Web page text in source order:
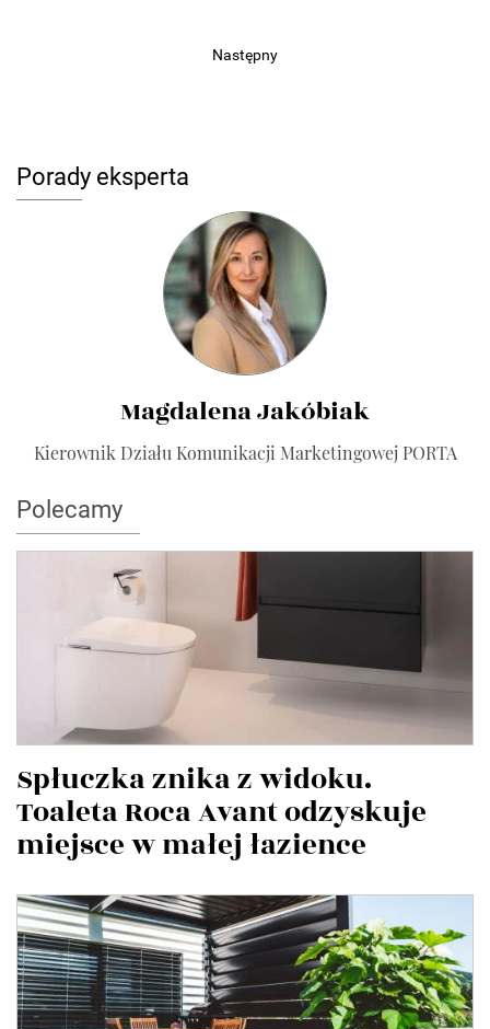
Następny
Porady eksperta
Magdalena Jakóbiak
Kierownik Działu Komunikacji Marketingowej PORTA
Polecamy
Spłuczka znika z widoku.
Toaleta Roca Avant odzyskuje
miejsce w małej łazience